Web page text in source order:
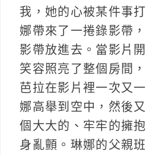
我，她的心被某件事
娜帶來了一捲錄影帶
影帶放進去。當影片
笑容照亮了整個房間
芭拉在影片裡一次又
娜高舉到空中，然後
個大大的、牢牢的擁
身亂顫。琳娜的父親